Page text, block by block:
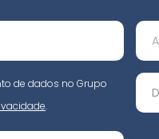
de dados no Grupo
.